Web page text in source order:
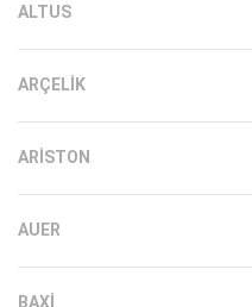
ALTUS
ARÇELIK
ARISTON
AUER
BAXI